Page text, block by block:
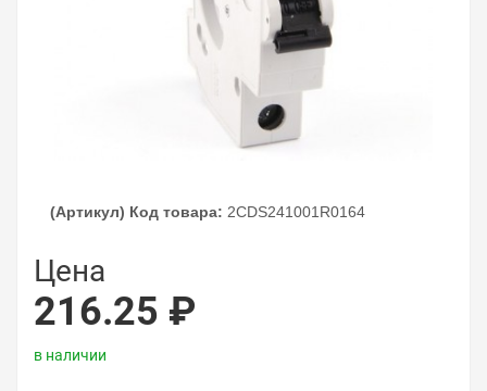
(Артикул) Код товара: 2CDS241001R0164
Цена
216.25 ₽
в наличии